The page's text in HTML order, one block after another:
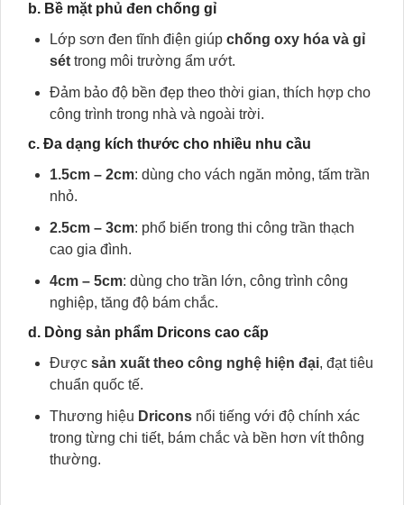
b. Bề mặt phủ đen chống gỉ
Lớp sơn đen tĩnh điện giúp chống oxy hóa và gỉ
sét trong môi trường ẩm ướt.
Đảm bảo độ bền đẹp theo thời gian, thích hợp cho
công trình trong nhà và ngoài trời.
c. Đa dạng kích thước cho nhiều nhu cầu
1.5cm – 2cm: dùng cho vách ngăn mỏng, tấm trần
nhỏ.
2.5cm – 3cm: phổ biến trong thi công trần thạch
cao gia đình.
4cm – 5cm: dùng cho trần lớn, công trình công
nghiệp, tăng độ bám chắc.
d. Dòng sản phẩm Dricons cao cấp
Được sản xuất theo công nghệ hiện đại, đạt tiêu
chuẩn quốc tế.
Thương hiệu Dricons nổi tiếng với độ chính xác
trong từng chi tiết, bám chắc và bền hơn vít thông
thường.